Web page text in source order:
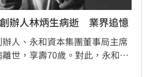
辦人林炳生病逝　業界追憶
辦人、永和資本集團董事局主席
世，享壽70歲。對此，永和資
發布訃告證實，林炳生昨（7）